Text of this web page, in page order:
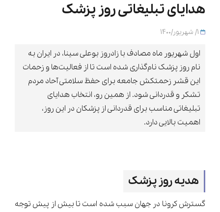
هدایای تبلیغاتی روز پزشک
اول شهریور ماه مصادف با زادروز بوعلی سینا، در ایران به
نام روز پزشک نام‌گذاری شده است تا از فعالیت‌ها و زحمات
این قشر زحمتکش جامعه برای حفظ سلامتی آحاد مردم
تشکر و قدردانی شود. از همین رو، انتخاب هدایای
تبلیغاتی مناسب برای قدردانی از پزشکان در این روز،
اهمیت بالایی دارد.
هدیه روز پزشک
گسترش کرونا در جهان سبب شده است تا بیش از پیش توجه